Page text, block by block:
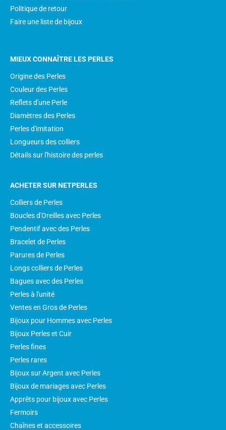
Politique de retour
Faire une liste de bijoux
MIEUX CONNAÎTRE LES PERLES
Origine des Perles
Couleur des Perles
Reflets d'une Perle
Diamètres des Perles
Perles d'imitation
Longueurs des colliers
Détails sur l'histoire des perles
ACHETER SUR NETPERLES
Colliers de Perles
Boucles d'Oreilles avec Perles
Pendentif avec des Perles
Bracelet de Perles
Parures de Perles
Longs colliers de Perles
Bagues avec des Perles
Perles à l'unité
Ventes en Gros de Perles
Bijoux pour Hommes avec Perles
Bijoux Perles et Cuir
Perles fines
Perles rares
Bijoux sur Argent avec Perles
Bijoux de mariages avec Perles
Apprêts pour bijoux avec Perles
Fermoirs
Chaînes et accessoires